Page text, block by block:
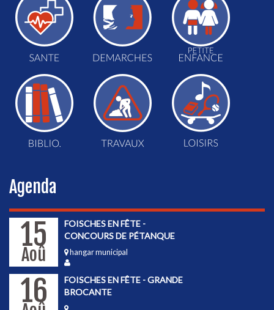
Agenda
15
Aoû
FOISCHES EN FÊTE -
CONCOURS DE PÉTANQUE
hangar municipal
16
FOISCHES EN FÊTE - GRANDE
BROCANTE